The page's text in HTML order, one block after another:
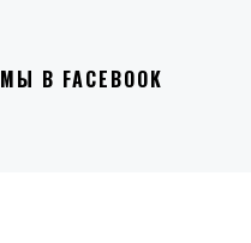
МЫ В FACEBOOK